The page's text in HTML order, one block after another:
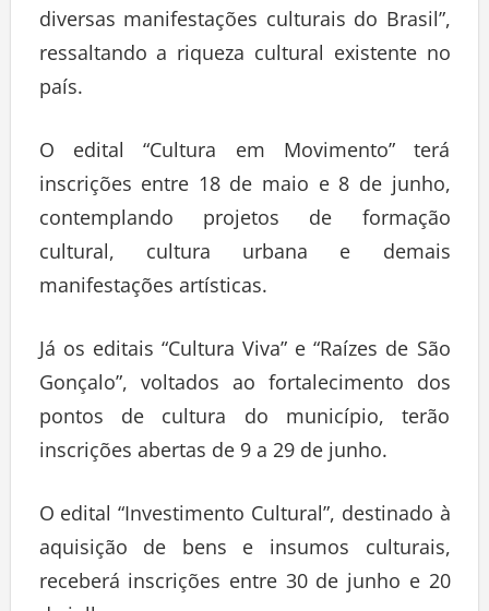
diversas manifestações culturais do Brasil”,
ressaltando a riqueza cultural existente no
país.
O edital “Cultura em Movimento” terá
inscrições entre 18 de maio e 8 de junho,
contemplando projetos de formação
cultural, cultura urbana e demais
manifestações artísticas.
Já os editais “Cultura Viva” e “Raízes de São
Gonçalo”, voltados ao fortalecimento dos
pontos de cultura do município, terão
inscrições abertas de 9 a 29 de junho.
O edital “Investimento Cultural”, destinado à
aquisição de bens e insumos culturais,
receberá inscrições entre 30 de junho e 20